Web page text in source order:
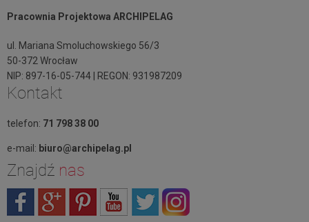
Pracownia Projektowa ARCHIPELAG
ul. Mariana Smoluchowskiego 56/3
50-372 Wrocław
NIP: 897-16-05-744 | REGON: 931987209
Kontakt
telefon: 71 798 38 00
e-mail: biuro@archipelag.pl
Znajdź nas